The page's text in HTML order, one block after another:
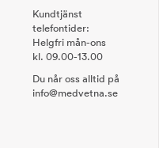
Kundtjänst
telefontider:
Helgfri mån-ons
kl. 09.00-13.00
Du når oss alltid på
info@medvetna.se